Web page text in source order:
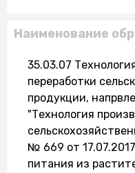
Наименование
35.03.07
переработки
продукции,
"Технология
№ 669 от
питания из